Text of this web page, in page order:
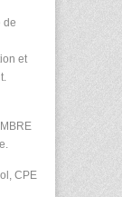
de
et
CPE